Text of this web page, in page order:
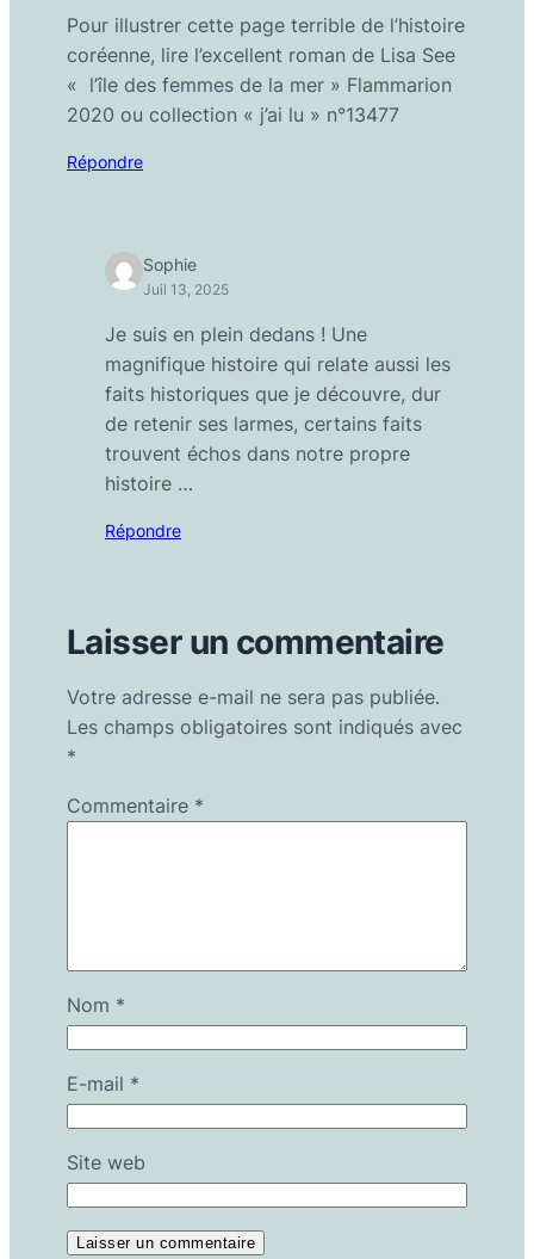
Pour illustrer cette page terrible de l’histoire
coréenne, lire l’excellent roman de Lisa See
« l’île des femmes de la mer » Flammarion
2020 ou collection « j’ai lu » n°13477
Répondre
Sophie
Juil 13, 2025
Je suis en plein dedans ! Une
magnifique histoire qui relate aussi les
faits historiques que je découvre, dur
de retenir ses larmes, certains faits
trouvent échos dans notre propre
histoire …
Répondre
Laisser un commentaire
Votre adresse e-mail ne sera pas publiée.
Les champs obligatoires sont indiqués avec
*
Commentaire *
Nom *
E-mail *
Site web